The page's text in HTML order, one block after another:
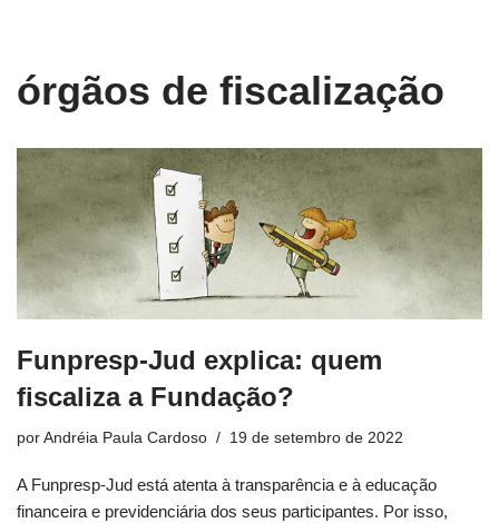
para
órgãos de fiscalização
Funpresp-Jud explica: quem
fiscaliza a Fundação?
por Andréia Paula Cardoso 19 de setembro de 2022
A Funpresp-Jud está atenta à transparência e à educação
financeira e previdenciária dos seus participantes. Por isso,